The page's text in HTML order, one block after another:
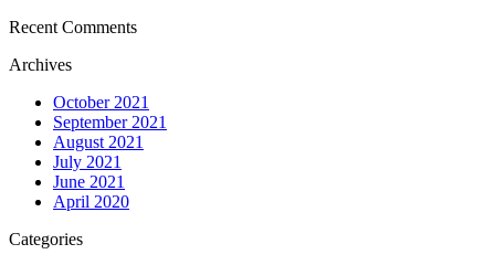
Recent Comments
Archives
October 2021
September 2021
August 2021
July 2021
June 2021
April 2020
Categories